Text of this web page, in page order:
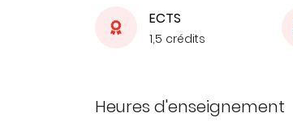
ECTS
1,5 crédits
Heures d'enseignement